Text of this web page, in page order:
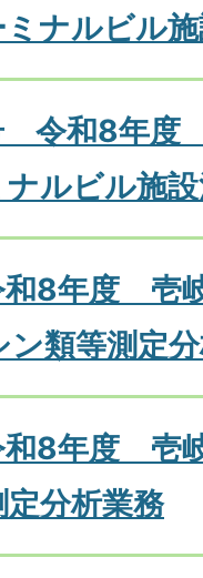
ミナルビル
令和8年度
ナルビル施
和8年度 壱
類等測定
和8年度 壱
分析業務